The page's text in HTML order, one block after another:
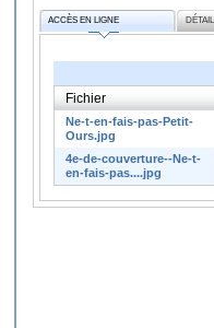
ACCÈS EN LIGNE
Fichier
Ne-t-en-fais-pas-Petit-
Ours.jpg
4e-de-couverture--Ne-t-
en-fais-pas....jpg